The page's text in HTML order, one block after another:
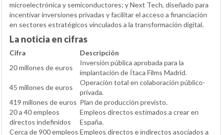
microelectrónica y semiconductores; y Next Tech, diseñado para
incentivar inversiones privadas y facilitar el acceso a financiación
en sectores estratégicos vinculados a la transformación digital.
La noticia en cifras
Cifra
Descripción
20 millones de euros
Inversión pública aprobada para la
implantación de Ítaca Films Madrid.
45 millones de euros
Operación total en colaboración público-
privada.
419 millones de euros Plan de producción previsto.
20 a 40 empleos
directos indefinidos
Empleos directos estimados a crear en
España.
Cerca de 900 empleos Empleos directos e indirectos asociados a